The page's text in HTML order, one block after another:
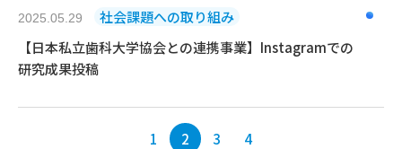
2025.05.29
社会課題への取り組み
【日本私立歯科大学協会との連携事業】Instagramでの
研究成果投稿
1 2 3 4